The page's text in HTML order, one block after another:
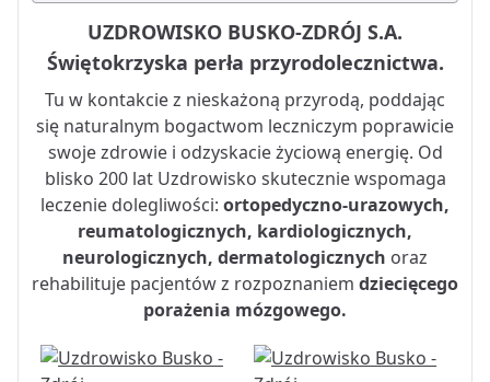
UZDROWISKO BUSKO-ZDRÓJ S.A.
Świętokrzyska perła przyrodolecznictwa.
Tu w kontakcie z nieskażoną przyrodą, poddając
się naturalnym bogactwom leczniczym poprawicie
swoje zdrowie i odzyskacie życiową energię. Od
blisko 200 lat Uzdrowisko skutecznie wspomaga
leczenie dolegliwości: ortopedyczno-urazowych,
reumatologicznych, kardiologicznych,
neurologicznych, dermatologicznych oraz
rehabilituje pacjentów z rozpoznaniem dziecięcego
porażenia mózgowego.